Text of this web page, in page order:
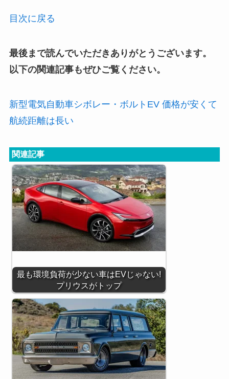
目次に戻る
最後まで読んでいただきありがとうございます。
以下の関連記事もぜひご覧ください。
新型電気自動車シボレー・ボルトEV 価格が安くて
航続距離は長い
関連記事
最も環境負荷が少ない車はEVじゃない!
プリウスがトップ